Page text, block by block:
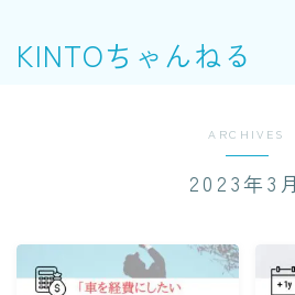
KINTOちゃんねる
ARCHIVES
2023年3月